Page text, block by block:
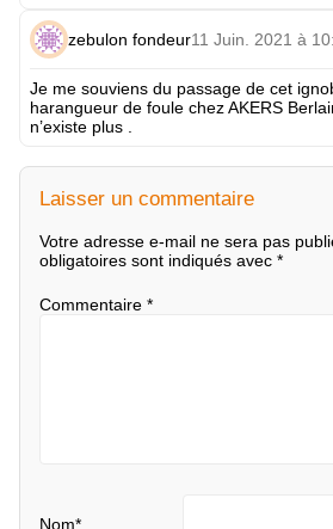
zebulon fondeur11 Juin. 2021 à
Je me souviens du passage de cet
harangueur de foule chez AKERS
n’existe plus .
Laisser un commentaire
Votre adresse e-mail ne sera pas
obligatoires sont indiqués avec *
Commentaire *
Nom*